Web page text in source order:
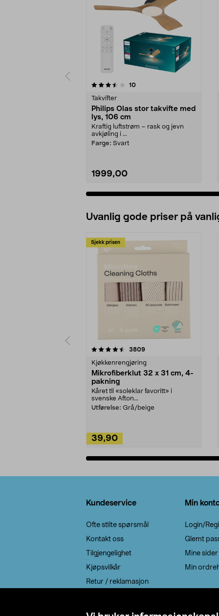
10anmeldelser
Takvifter
Philips Olas stor takvifte med
lys, 106 cm
Kraftig luftstrøm – rask og jevn
avkjøling i ...
Farge: Svart
1999,00
4.5 av 5 stjerner
Uvanlig gode priser på
Sjekk prisen
3809anmeldelser
Kjøkkenrengjøring
Mikrofiberklut 32 x 31 cm, 4-
pakning
Kåret til «soleklar favoritt» i
svenske Afton...
Utførelse: Grå/beige
39,90
4.5av 5 stjerner
Kundeservice
Ofte stilte spørsmål
Kontakt oss
Tilgjengelighet
Kjøpsvilkår
Retur / reklamasjon
Min
Login/
Glemt
Mine sider
Min